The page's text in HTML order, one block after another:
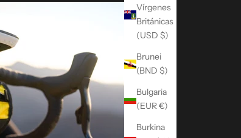
Vírgenes
Británicas
(USD $)
Brunei
(BND $)
Bulgaria
(EUR €)
Burkina